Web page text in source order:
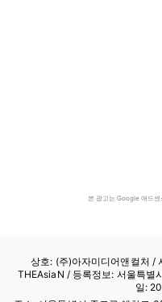
본 광고는 Google 애드
상호: (주)아자미디어앤컬처 /
THEAsiaN / 등록정보: 서울특별
일: